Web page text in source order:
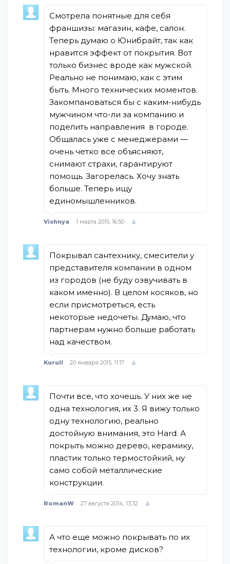
Смотрела понятные для себя
франшизы: магазин, кафе, салон.
Теперь думаю о Юнибрайт, так как
нравится эффект от покрытия. Вот
только бизнес вроде как мужской.
Реально не понимаю, как с этим
быть. Много технических моментов.
Закомпановаться бы с каким-нибудь
мужчином что-ли за компанию и
поделить направления в городе.
Общалась уже с менеджерами —
очень четко все объясняют,
снимают страхи, гарантируют
помощь. Загорелась. Хочу знать
больше. Теперь ищу
единомышленников.
Vishnya 1 марта 2015, 16:50
Покрывал сантехнику, смесители у
представителя компании в одном
из городов (не буду озвучивать в
каком именно). В целом косяков, но
если присмотреться, есть
некоторые недочеты. Думаю, что
партнерам нужно больше работать
над качеством.
Kurull 20 января 2015, 11:17
Почти все, что хочешь. У них же не
одна технология, их 3. Я вижу только
одну технологию, реально
достойную внимания, это Hard. А
покрыть можно дерево, керамику,
пластик только термостойкий, ну
само собой металлические
конструкции.
RomanW 27 августа 2014, 13:32
А что еще можно покрывать по их
технологии, кроме дисков?